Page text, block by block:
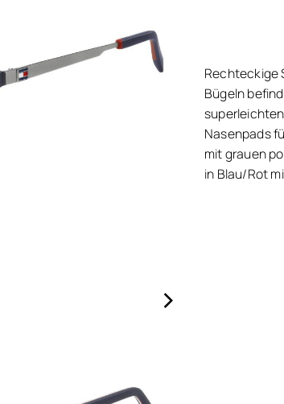
Rechteckige
Bügeln
Nasenpads
mit grauen
in Blau/Rot
›